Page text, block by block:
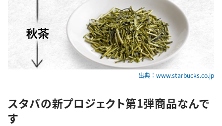
出典：www.starbucks.co.jp
スタバの新プロジェクト第1弾商品なんで
す